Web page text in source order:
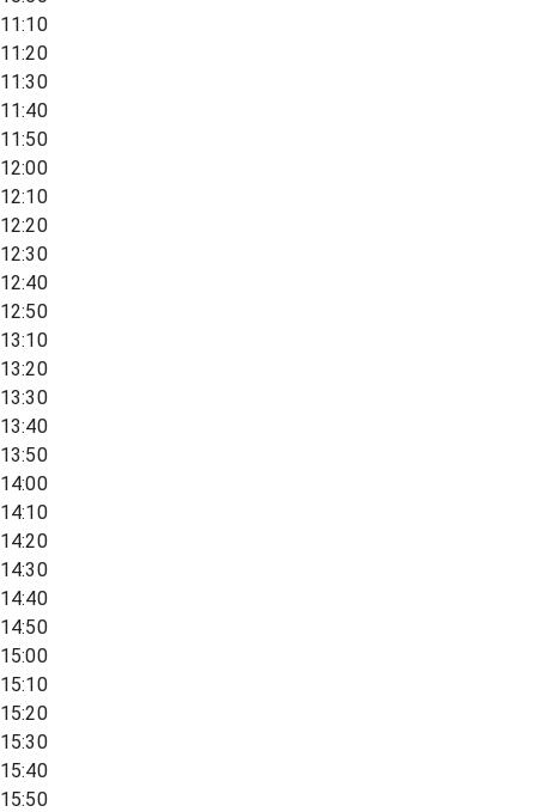
11:10
11:20
11:30
11:40
11:50
12:00
12:10
12:20
12:30
12:40
12:50
13:10
13:20
13:30
13:40
13:50
14:00
14:10
14:20
14:30
14:40
14:50
15:00
15:10
15:20
15:30
15:40
15:50